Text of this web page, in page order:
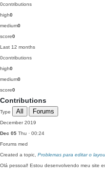
0contributions
high0
medium0
score0
Last 12 months
0contributions
high0
medium0
score0
Contributions
Type All Forums
December 2019
Dec 05 Thu · 00:24
Forums med
Created a topic, Problemas para editar o
Olá pessoal! Estou desenvolvendo meu site